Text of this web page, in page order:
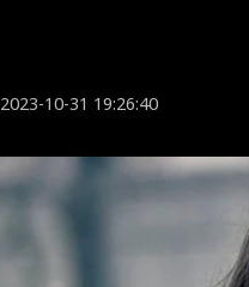
2023-10-31 19:26:40